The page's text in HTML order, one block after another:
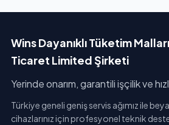
Wins Dayanıklı Tüketim
Ticaret Limited Şirketi
Yerinde onarım, garantili işçilik ve
Türkiye geneli geniş servis ağımız ile
cihazlarınız için profesyonel teknik